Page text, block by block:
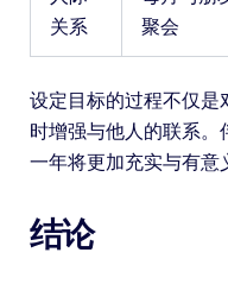
关系
聚会
设定目标的过程不仅是
时增强与他人的联系。
一年将更加充实与有意
结论